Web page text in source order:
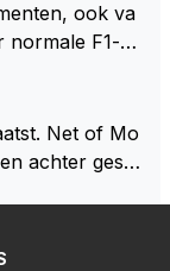
maar heb jij
de dappere b
ook va
normale F1-fa
Net of Mo
achter geslo